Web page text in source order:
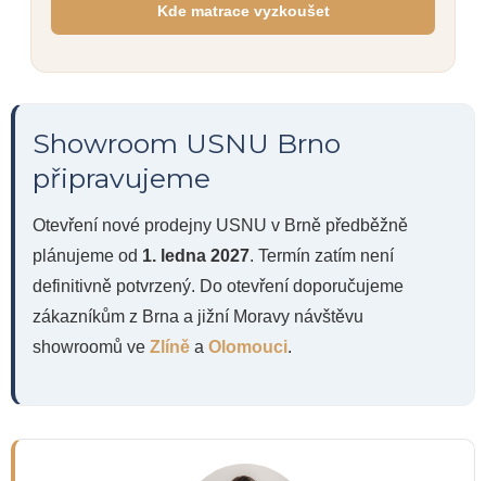
Kde matrace vyzkoušet
Showroom USNU Brno
připravujeme
Otevření nové prodejny USNU v Brně předběžně
plánujeme od 1. ledna 2027. Termín zatím není
definitivně potvrzený. Do otevření doporučujeme
zákazníkům z Brna a jižní Moravy návštěvu
showroomů ve Zlíně a Olomouci.